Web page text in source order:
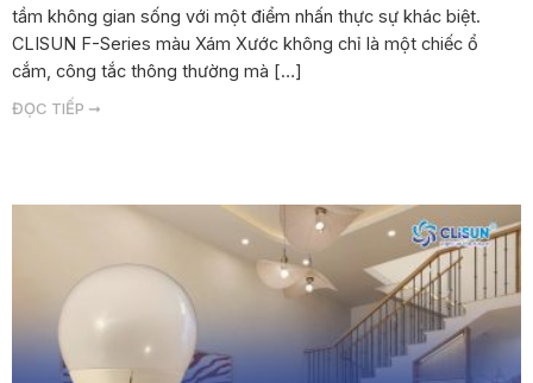
tầm không gian sống với một điểm nhấn thực sự khác biệt.
CLISUN F-Series màu Xám Xước không chỉ là một chiếc ổ
cắm, công tắc thông thường mà […]
ĐỌC TIẾP ➞